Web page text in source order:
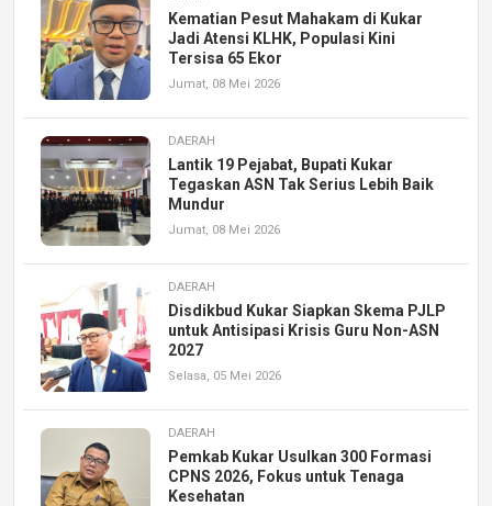
Kematian Pesut Mahakam di Kukar
Jadi Atensi KLHK, Populasi Kini
Tersisa 65 Ekor
Jumat, 08 Mei 2026
DAERAH
Lantik 19 Pejabat, Bupati Kukar
Tegaskan ASN Tak Serius Lebih Baik
Mundur
Jumat, 08 Mei 2026
DAERAH
Disdikbud Kukar Siapkan Skema PJLP
untuk Antisipasi Krisis Guru Non-ASN
2027
Selasa, 05 Mei 2026
DAERAH
Pemkab Kukar Usulkan 300 Formasi
CPNS 2026, Fokus untuk Tenaga
Kesehatan